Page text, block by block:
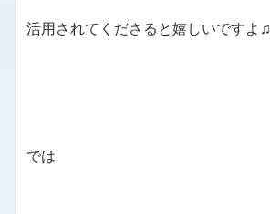
活用されてくださると嬉しいですよ♫
では